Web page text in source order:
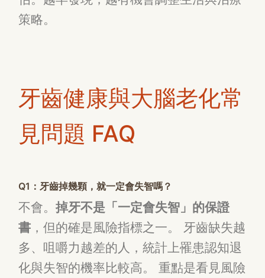
策略。
牙齒健康與大腦老化常
見問題 FAQ
Q1：牙齒掉幾顆，就一定會失智嗎？
不會。 掉牙不是「一定會失智」的保證
書 ，但的確是風險指標之一。 牙齒缺失越
多、咀嚼力越差的人，統計上罹患認知退
化與失智的機率比較高。 重點是看見風險